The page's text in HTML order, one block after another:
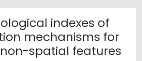
indexes of
mechanisms for
spatial features